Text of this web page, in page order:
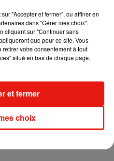
sa tournée mondiale
"Accepter et fermer", ou affiner en
dans "Gérer mes choix".
cliquant sur "Continuer sans
que pour ce site. Vous
votre consentement à tout
situé en bas de chaque page.
choix
et fermer